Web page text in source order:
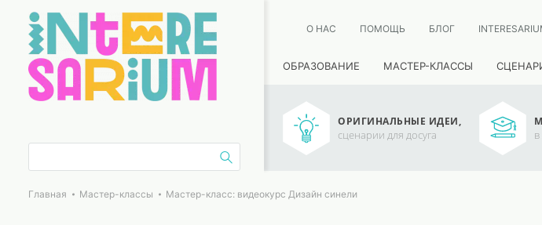
О НАС ПОМОЩЬ БЛОГ
ОБРАЗОВАНИЕ МАСТЕР-КЛАССЫ
ОРИГИНАЛЬНЫЕ ИДЕИ,
сценарии для досуга
Главная Мастер-классы Мастер-класс: видеокурс Дизайн синели